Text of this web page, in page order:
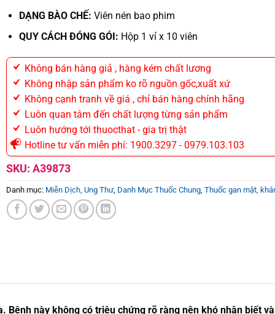
DẠNG BÀO CHẾ: Viên nén bao phim
QUY CÁCH ĐÓNG GÓI: Hộp 1 vỉ x 10 viên
Không bán hàng giả , hàng kém chất lương
Không nhập sản phẩm ko rõ nguồn gốc,xuất xứ
Không cạnh tranh về giá , chỉ bán hàng chính hãng
Luôn quan tâm đến chất lượng từng sản phẩm
Luôn hướng tới thuocthat - gia trị thật
Hotline tư vấn miễn phí: 1900.3297 - 0979.103.103
SKU: A39873
Danh mục: Miễn Dịch, Ung Thư, Danh Mục Thuốc Chung, Thuốc gan mật,
Bệnh này không có triệu chứng rõ ràng nên khó nhận biết